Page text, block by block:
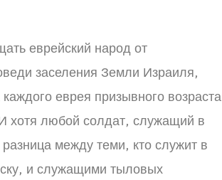
еврейский народ от
заселения Земли Израиля,
еврея призывного возраста
хотя любой солдат, служащий в
между теми, кто служит в
и служащими тыловых